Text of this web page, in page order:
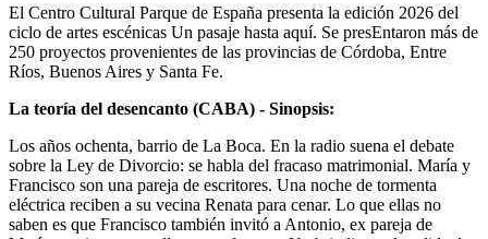
El Centro Cultural Parque de España presenta la edición 2026 del
ciclo de artes escénicas Un pasaje hasta aquí. Se presEntaron más de
250 proyectos provenientes de las provincias de Córdoba, Entre
Ríos, Buenos Aires y Santa Fe.
La teoría del desencanto (CABA) - Sinopsis:
Los años ochenta, barrio de La Boca. En la radio suena el debate
sobre la Ley de Divorcio: se habla del fracaso matrimonial. María y
Francisco son una pareja de escritores. Una noche de tormenta
eléctrica reciben a su vecina Renata para cenar. Lo que ellas no
saben es que Francisco también invitó a Antonio, ex pareja de